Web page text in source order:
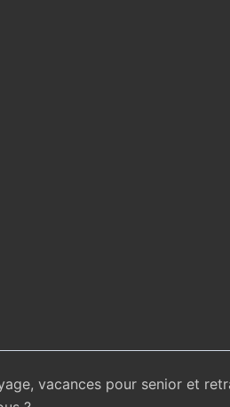
vacances pour senior et